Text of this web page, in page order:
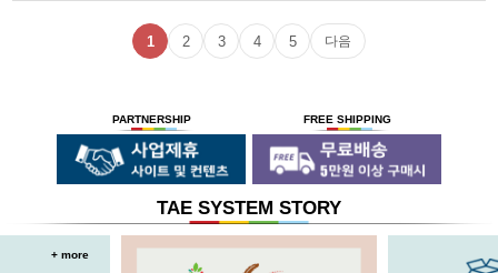
1 2 3 4 5 다음
PARTNERSHIP FREE SHIPPING
TAE SYSTEM STORY
+ more